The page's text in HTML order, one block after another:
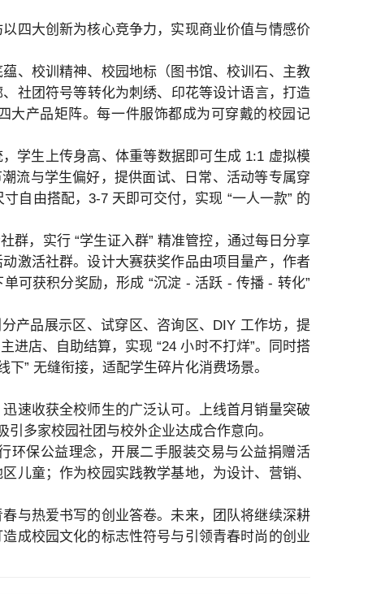
四大创新为核心竞争力，实现商业价值与情感价
、校训精神、校园地标（图书馆、校训石、主教
社团符号等转化为刺绣、印花等设计语言，打造
大产品矩阵。每一件服饰都成为可穿戴的校园记
学生上传身高、体重等数据即可生成 1:1 虚拟模
流与学生偏好，提供面试、日常、活动等专属穿
自由搭配，3-7 天即可交付，实现 “一人一款” 的
群，实行 “学生证入群” 精准管控，通过每日分享
激活社群。设计大赛获奖作品由项目量产，作者
可获积分奖励，形成 “沉淀 - 活跃 - 传播 - 转化”
产品展示区、试穿区、咨询区、DIY 工作坊，提
进店、自助结算，实现 “24 小时不打烊”。同时搭
” 无缝衔接，适配学生碎片化消费场景。
速收获全校师生的广泛认可。上线首月销量突破
多家校园社团与校外企业达成合作意向。
环保公益理念，开展二手服装交易与公益捐赠活
儿童；作为校园实践教学基地，为设计、营销、
与热爱书写的创业答卷。未来，团队将继续深耕
成校园文化的标志性符号与引领青春时尚的创业